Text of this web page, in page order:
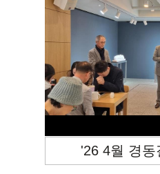
'26 4월 경동